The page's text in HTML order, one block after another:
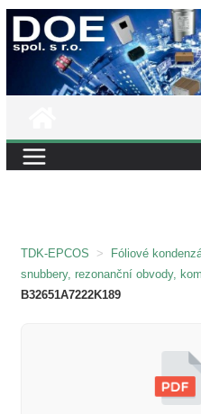
Přeskočit
na
TDK-EPCOS > Fóliové
snubbery, rezonanční obvody,
B32651A7222K189